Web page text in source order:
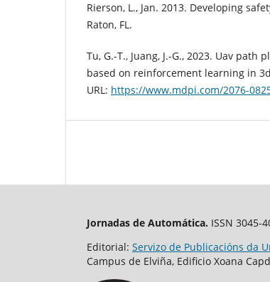
Rierson, L., Jan. 2013. Developing
Raton, FL.
Tu, G.-T., Juang, J.-G., 2023. Uav
based on reinforcement learning in
URL: https://www.mdpi.com/2076-
Jornadas de Automática. ISSN 3045-
Editorial: Servizo de Publicacións da
Campus de Elviña, Edificio Xoana